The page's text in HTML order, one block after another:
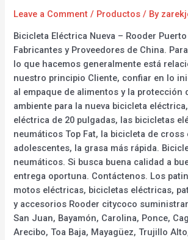
Leave a Comment / Productos / By
Bicicleta Eléctrica Nueva – Rooder Puerto
Fabricantes y Proveedores de China.
lo que hacemos generalmente está
nuestro principio Cliente, confiar en lo
al empaque de alimentos y la protección
ambiente para la nueva bicicleta
eléctrica de 20 pulgadas, las bicicletas
neumáticos Top Fat, la bicicleta de cross
adolescentes, la grasa más rápida.
neumáticos. Si busca buena calidad a
entrega oportuna. Contáctenos. Los
motos eléctricas, bicicletas eléctricas,
y accesorios Rooder citycoco
San Juan, Bayamón, Carolina, Ponce,
Arecibo, Toa Baja, Mayagüez, Trujillo